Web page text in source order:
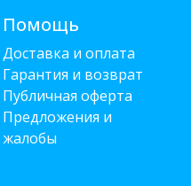
Помощь
Доставка и оплата
Гарантия и возврат
Публичная оферта
Предложения и
жалобы